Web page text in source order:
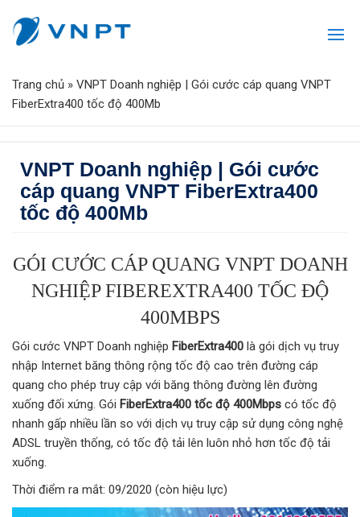
Trang chủ » VNPT Doanh nghiệp | Gói cước cáp quang VNPT
FiberExtra400 tốc độ 400Mb
VNPT Doanh nghiệp | Gói cước
cáp quang VNPT FiberExtra400
tốc độ 400Mb
GÓI CƯỚC CÁP QUANG VNPT DOANH
NGHIỆP FIBEREXTRA400 TỐC ĐỘ
400MBPS
Gói cước VNPT Doanh nghiệp FiberExtra400 là gói dịch vụ truy
nhập Internet băng thông rộng tốc độ cao trên đường cáp
quang cho phép truy cập với băng thông đường lên đường
xuống đối xứng. Gói FiberExtra400 tốc độ 400Mbps có tốc độ
nhanh gấp nhiều lần so với dịch vụ truy cập sử dụng công nghệ
ADSL truyền thống, có tốc độ tải lên luôn nhỏ hơn tốc độ tải
xuống.
Thời điểm ra mắt: 09/2020 (còn hiệu lực)